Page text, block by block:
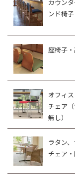
カウン
ンド椅子
座椅子
オフィ
チェア
無し）
ラタン
チェア